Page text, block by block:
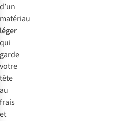
d’un
matériau
léger
qui
garde
votre
tête
au
frais
et